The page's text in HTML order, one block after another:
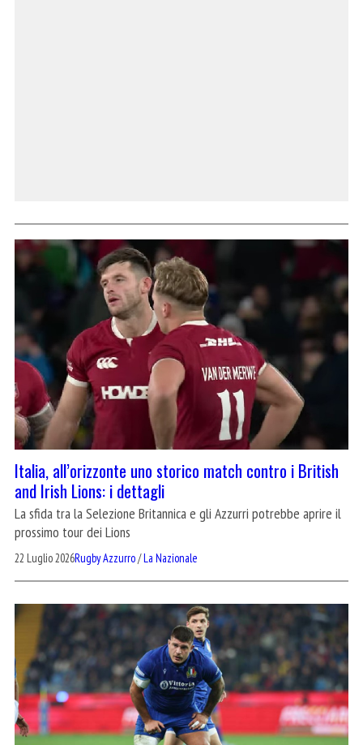
Italia, all’orizzonte uno storico match contro i British
and Irish Lions: i dettagli
La sfida tra la Selezione Britannica e gli Azzurri potrebbe aprire il
prossimo tour dei Lions
22 Luglio 2026Rugby Azzurro/La Nazionale